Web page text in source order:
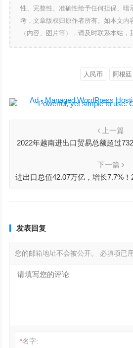
性、完整性、准确性给予任何担保、暗
考，文章版权归原作者所有。如本文内
（内容、图片等），请及时联系本站，
人民币 阿根廷
上一篇
2022年越南进出口贸易总额超过
下一篇
进出口总值42.07万亿，增长7.7%
发表回复
您的邮箱地址不会被公开。 必填项已
*名字: